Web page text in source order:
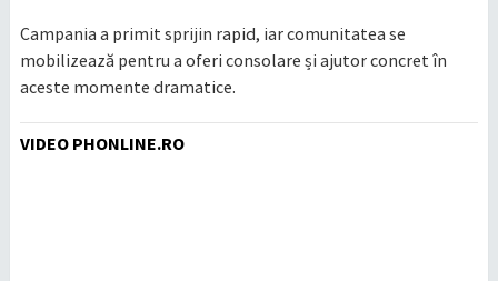
Campania a primit sprijin rapid, iar comunitatea se
mobilizează pentru a oferi consolare și ajutor concret în
aceste momente dramatice.
VIDEO PHONLINE.RO